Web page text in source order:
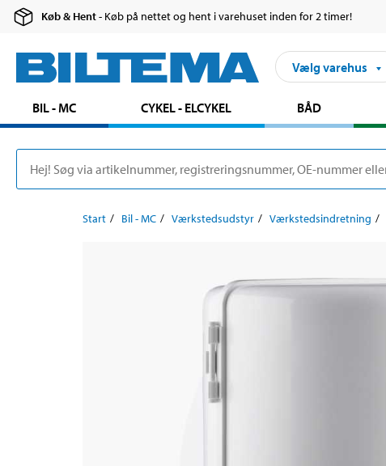
Køb & Hent- Køb på nettet og hent i varehuset inden for 2 timer!
Vælg varehus
BIL - MC CYKEL - ELCYKEL BÅD
Start Bil - MC Værkstedsudstyr Værkstedsindretning